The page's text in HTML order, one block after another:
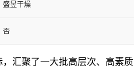
盛昱干燥
否
汇聚了一大批高层次、高素